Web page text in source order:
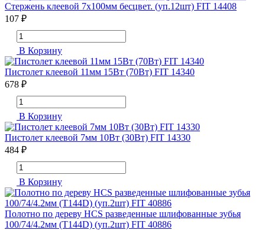
Стержень клеевой 7х100мм бесцвет. (уп.12шт) FIT 14408
107 ₽
В Корзину
Пистолет клеевой 11мм 15Вт (70Вт) FIT 14340
678 ₽
В Корзину
Пистолет клеевой 7мм 10Вт (30Вт) FIT 14330
484 ₽
В Корзину
Полотно по дереву HCS разведенные шлифованные зубья
100/74/4.2мм (Т144D) (уп.2шт) FIT 40886